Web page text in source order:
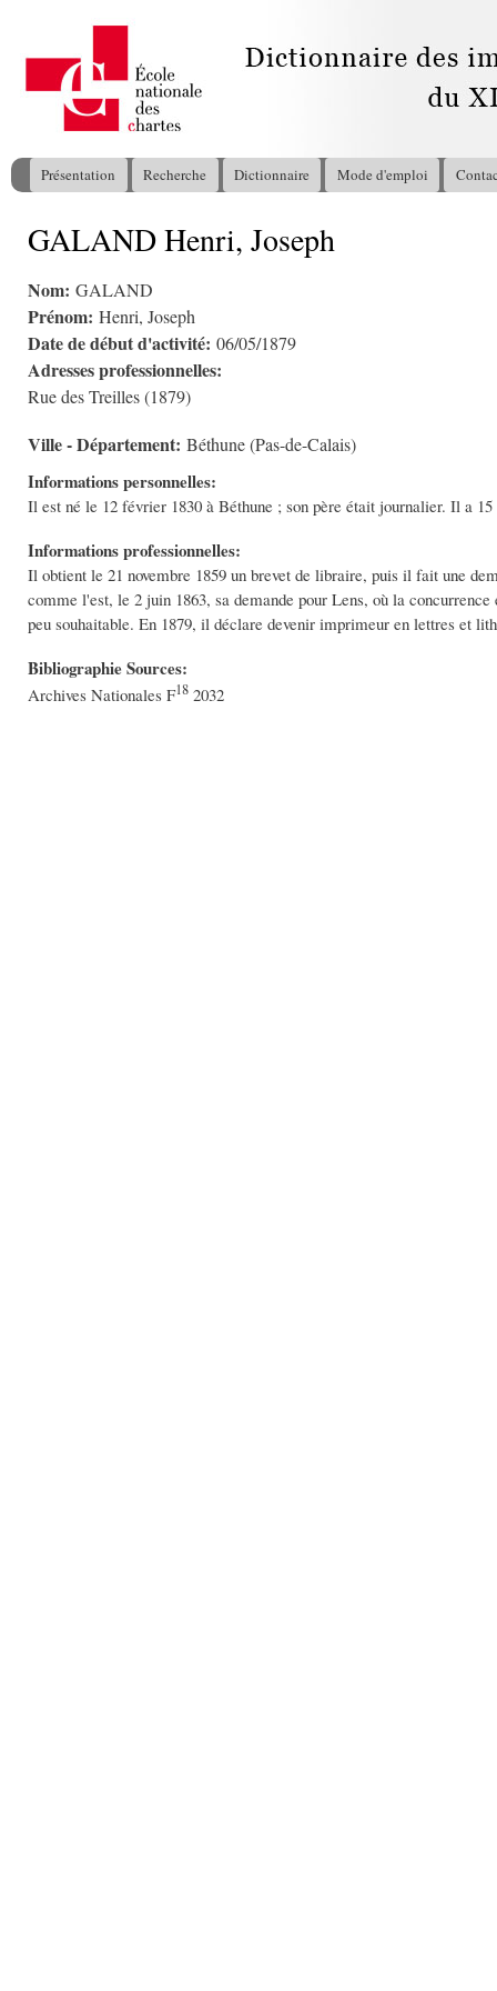
Menu principal
Présentation Recherche Dictionnaire Mode d'emploi
Vous êtes ici
GALAND Henri, Joseph
Nom: GALAND
Prénom: Henri, Joseph
Date de début d'activité: 06/05/1879
Adresses professionnelles:
Rue des Treilles (1879)
Ville - Département: Béthune (Pas-de-Calais)
Informations personnelles:
Il est né le 12 février 1830 à Béthune ; son père était journalier. Il a
Informations professionnelles:
Il obtient le 21 novembre 1859 un brevet de libraire, puis il fait une
comme l'est, le 2 juin 1863, sa demande pour Lens, où la
peu souhaitable. En 1879, il déclare devenir imprimeur en lettres et
Bibliographie Sources:
Archives Nationales F18 2032